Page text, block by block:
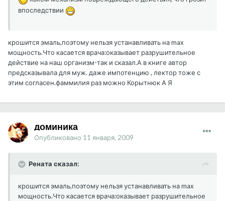
впоследствии
крошится эмаль,поэтому нельзя устанавливать на max
мощность.Что касается врача:оказывает разрушительное
действие на наш организм-так и сказал.А в книге автор
предсказывала для муж. даже импотенцию , лектор тоже с
этим согласен.фаммилия раз можно Корытнюк А Я
доминика
Опубликовано 11 января, 2009
Рената сказал:
крошится эмаль,поэтому нельзя устанавливать на max
мощность.Что касается врача:оказывает разрушительное